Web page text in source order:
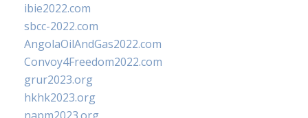
ibie2022.com
sbcc-2022.com
AngolaOilAndGas2022.com
Convoy4Freedom2022.com
grur2023.org
hkhk2023.org